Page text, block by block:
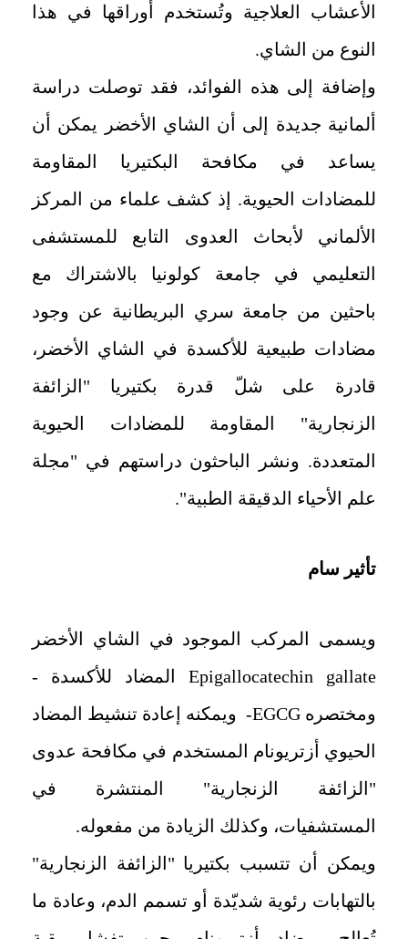
الأعشاب العلاجية وتُستخدم أوراقها في هذا
النوع من الشاي.
وإضافة إلى هذه الفوائد، فقد توصلت دراسة
ألمانية جديدة إلى أن الشاي الأخضر يمكن أن
يساعد في مكافحة البكتيريا المقاومة
للمضادات الحيوية. إذ كشف علماء من المركز
الألماني لأبحاث العدوى التابع للمستشفى
التعليمي في جامعة كولونيا بالاشتراك مع
باحثين من جامعة سري البريطانية عن وجود
مضادات طبيعية للأكسدة في الشاي الأخضر،
قادرة على شلّ قدرة بكتيريا "الزائفة
الزنجارية" المقاومة للمضادات الحيوية
المتعددة. ونشر الباحثون دراستهم في "مجلة
علم الأحياء الدقيقة الطبية".
تأثير سام
ويسمى المركب الموجود في الشاي الأخضر
Epigallocatechin gallate المضاد للأكسدة -
ومختصره EGCG- ويمكنه إعادة تنشيط المضاد
الحيوي أزتريونام المستخدم في مكافحة عدوى
"الزائفة الزنجارية" المنتشرة في
المستشفيات، وكذلك الزيادة من مفعوله.
ويمكن أن تتسبب بكتيريا "الزائفة الزنجارية"
بالتهابات رئوية شديّدة أو تسمم الدم، وعادة ما